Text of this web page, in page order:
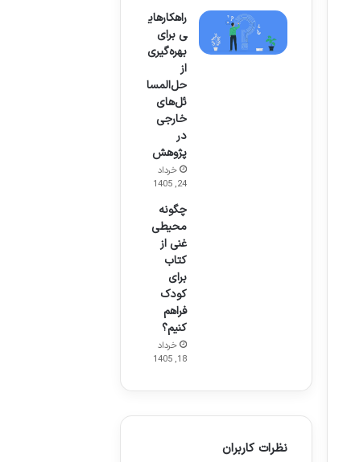
راهکارهای
ی برای
بهره‌گیری
از
حل‌المسا
ئل‌های
خارجی
در
پژوهش
خرداد
24, 1405
چگونه
محیطی
غنی از
کتاب
برای
کودک
فراهم
کنیم؟
خرداد
18, 1405
نظرات کاربران